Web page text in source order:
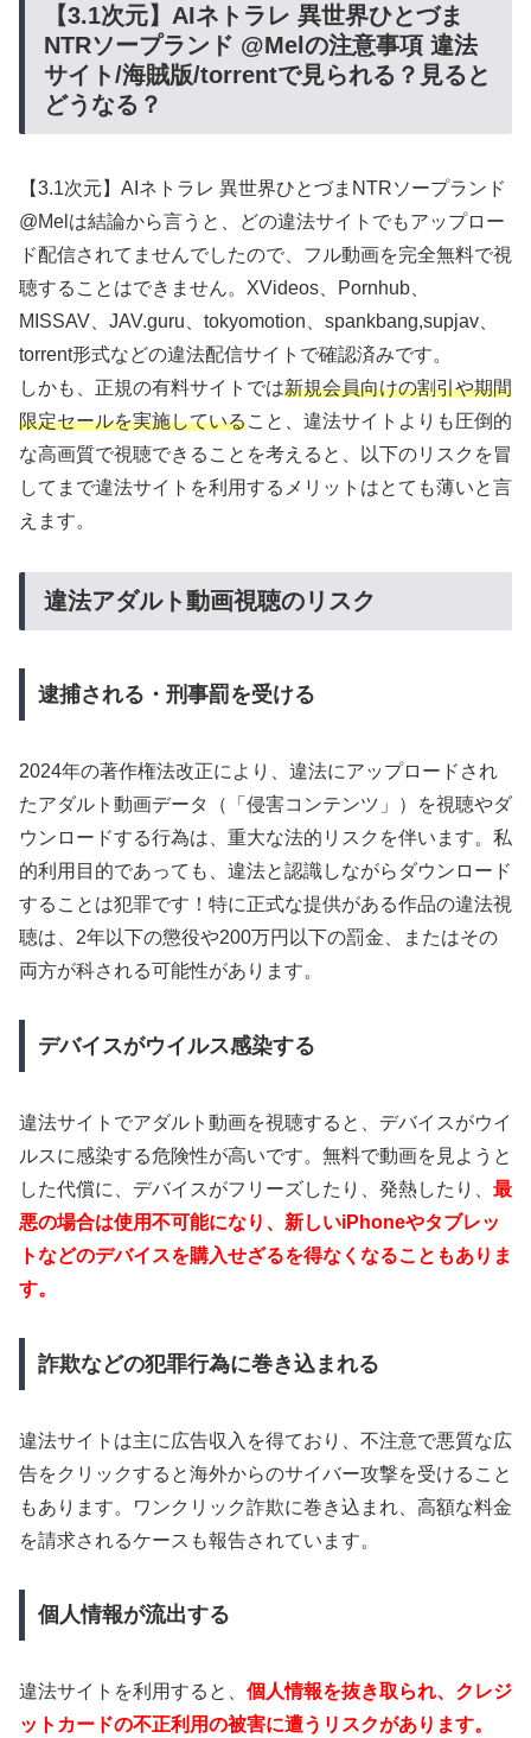
【3.1次元】AIネトラレ 異世界ひとづま
NTRソープランド @Melの注意事項 違法
サイト/海賊版/torrentで見られる？見ると
どうなる？
【3.1次元】AIネトラレ 異世界ひとづまNTRソープランド
@Melは結論から言うと、どの違法サイトでもアップロー
ド配信されてませんでしたので、フル動画を完全無料で視
聴することはできません。XVideos、Pornhub、
MISSAV、JAV.guru、tokyomotion、spankbang,supjav、
torrent形式などの違法配信サイトで確認済みです。
しかも、正規の有料サイトでは新規会員向けの割引や期間
限定セールを実施していること、違法サイトよりも圧倒的
な高画質で視聴できることを考えると、以下のリスクを冒
してまで違法サイトを利用するメリットはとても薄いと言
えます。
違法アダルト動画視聴のリスク
逮捕される・刑事罰を受ける
2024年の著作権法改正により、違法にアップロードされ
たアダルト動画データ（「侵害コンテンツ」）を視聴やダ
ウンロードする行為は、重大な法的リスクを伴います。私
的利用目的であっても、違法と認識しながらダウンロード
することは犯罪です！特に正式な提供がある作品の違法視
聴は、2年以下の懲役や200万円以下の罰金、またはその
両方が科される可能性があります。
デバイスがウイルス感染する
違法サイトでアダルト動画を視聴すると、デバイスがウイ
ルスに感染する危険性が高いです。無料で動画を見ようと
した代償に、デバイスがフリーズしたり、発熱したり、 最
悪の場合は使用不可能になり、新しいiPhoneやタブレッ
トなどのデバイスを購入せざるを得なくなることもありま
す。
詐欺などの犯罪行為に巻き込まれる
違法サイトは主に広告収入を得ており、不注意で悪質な広
告をクリックすると海外からのサイバー攻撃を受けること
もあります。ワンクリック詐欺に巻き込まれ、高額な料金
を請求されるケースも報告されています。
個人情報が流出する
違法サイトを利用すると、 個人情報を抜き取られ、クレジ
ットカードの不正利用の被害に遭うリスクがあります。